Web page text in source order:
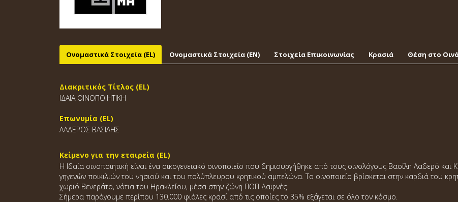
Ονομαστικά Στοιχεία (EL) Ονομαστικά Στοιχεία (EΝ) Στοιχεία Επικοινωνίας Κρασιά Θέση στο
Διακριτικός Τίτλος (EL)
ΙΔΑΙΑ ΟΙΝΟΠΟΙΗΤΙΚΗ
Επωνυμία (EL)
ΛΑΔΕΡΟΣ ΒΑΣΙΛΗΣ
Κείμενο για την εταιρεία (EL)
Η Ιδαία οινοποιητική είναι ένα οικογενειακό οινοποιείο που δημιουργήθηκε από τους οινολόγους Βασίλη Λαδερό
γηγενών ποικιλιών του νησιού και του πολύπλευρου κρητικού αμπελώνα. Το οινοποιείο βρίσκεται στην καρδιά του
χωριό Βενεράτο, νότια του Ηρακλείου, μέσα στην ζώνη ΠΟΠ Δαφνές
Σήμερα παράγουμε περίπου 130.000 φιάλες κρασί από τις οποίες το 35% εξάγεται σε όλο τον κόσμο.